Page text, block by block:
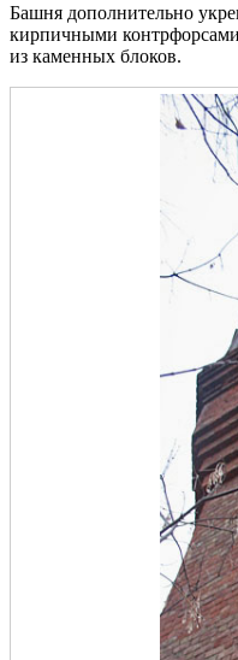
Башня дополнительно
кирпичными
из каменных блоков.